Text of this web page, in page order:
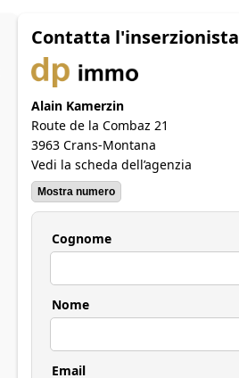
Contatta l'inserzionista
Alain Kamerzin
Route de la Combaz 21
3963 Crans-Montana
Vedi la scheda dell’agenzia
Mostra numero
Cognome
Nome
Email